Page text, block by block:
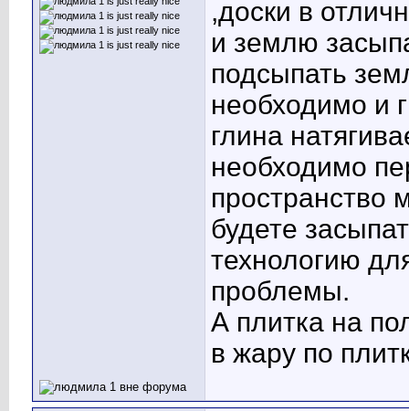
,доски в
и землю
подсыпать
необходимо и
глина
необходимо
пространство
будете
технологию
проблемы.
А плитка на
в жару по